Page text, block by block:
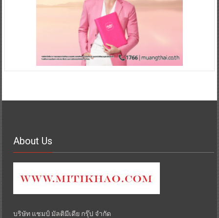
About Us
บริษัท แชมป์ มัลติมีเดีย กรุ๊ป จำกัด